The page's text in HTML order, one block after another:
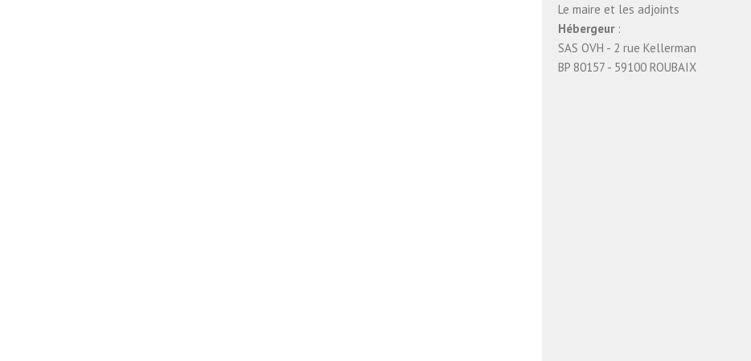
Le maire et les adjoints
Hébergeur:
SAS OVH - 2 rue Kellerman
BP 80157 - 59100 ROUBAIX